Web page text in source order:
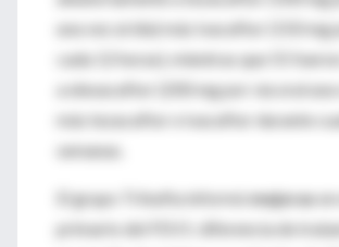
una vez al día) más ivacaftor (150 mg
cada 12 horas), mientras que 55
a elexacaftor (200 mg por vía oral una
más tezacaftor e ivacaftor durante
semanas.
El grupo Trikafta informómejoras
primario del FEV1: diferencia de